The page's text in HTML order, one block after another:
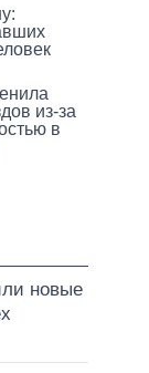
из-за
в
новые